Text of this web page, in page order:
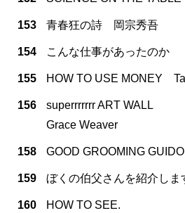
153 青春狂の詩 岡宗秀吾
154 こんな仕事があったのか
155 HOW TO USE MONEY
156
superrrrrrr ART WALL
Grace Weaver
158 GOOD GROOMING
159 ぼくの伯父さんを紹介し
160 HOW TO SEE.